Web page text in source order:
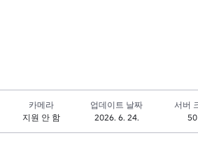
카메라
지원 안 함
업데이트 날짜
2026. 6. 24.
서버
50